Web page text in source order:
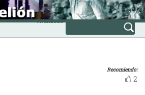
Avanzada
Recomiendo:
2